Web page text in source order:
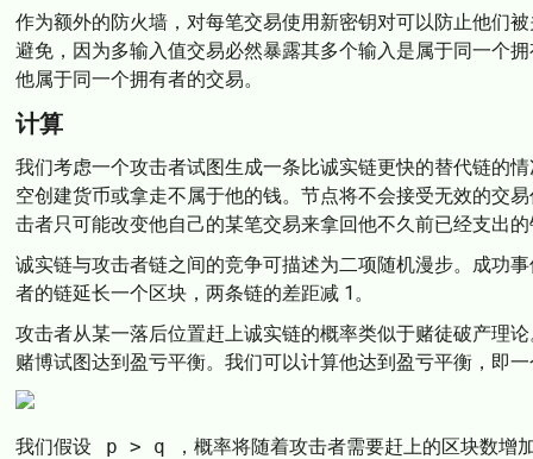
作为额外的防火墙，对每笔交易使用新密钥对可以防止他们
避免，因为多输入值交易必然暴露其多个输入是属于同一个
他属于同一个拥有者的交易。
计算
我们考虑一个攻击者试图生成一条比诚实链更快的替代链的
空创建货币或拿走不属于他的钱。节点将不会接受无效的交
击者只可能改变他自己的某笔交易来拿回他不久前已经支出
诚实链与攻击者链之间的竞争可描述为二项随机漫步。成功
者的链延长一个区块，两条链的差距减 1。
攻击者从某一落后位置赶上诚实链的概率类似于赌徒破产理
赌博试图达到盈亏平衡。我们可以计算他达到盈亏平衡，即
我们假设 p > q
，概率将随着攻击者需要赶上的区块数